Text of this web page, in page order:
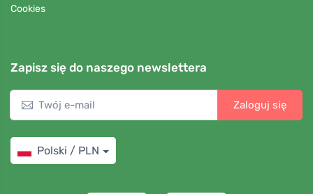
Cookies
Zapisz się do naszego newslettera
Zaloguj się
Polski / PLN